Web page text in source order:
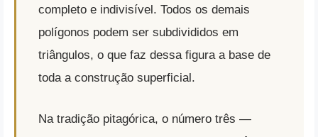
completo e indivisível. Todos os demais
polígonos podem ser subdivididos em
triângulos, o que faz dessa figura a base de
toda a construção superficial.
Na tradição pitagórica, o número três —